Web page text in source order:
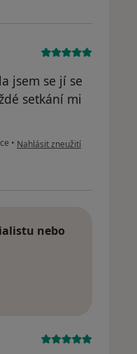
jsem se jí se
setkání mi
• podle názoru uživatele Pavla
Nahlásit zneužití
nebo